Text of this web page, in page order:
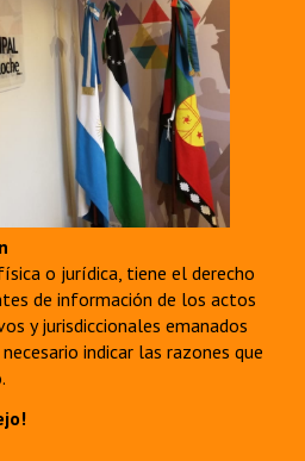
o jurídica, tiene el derecho
de información de los actos
y jurisdiccionales emanados
indicar las razones que